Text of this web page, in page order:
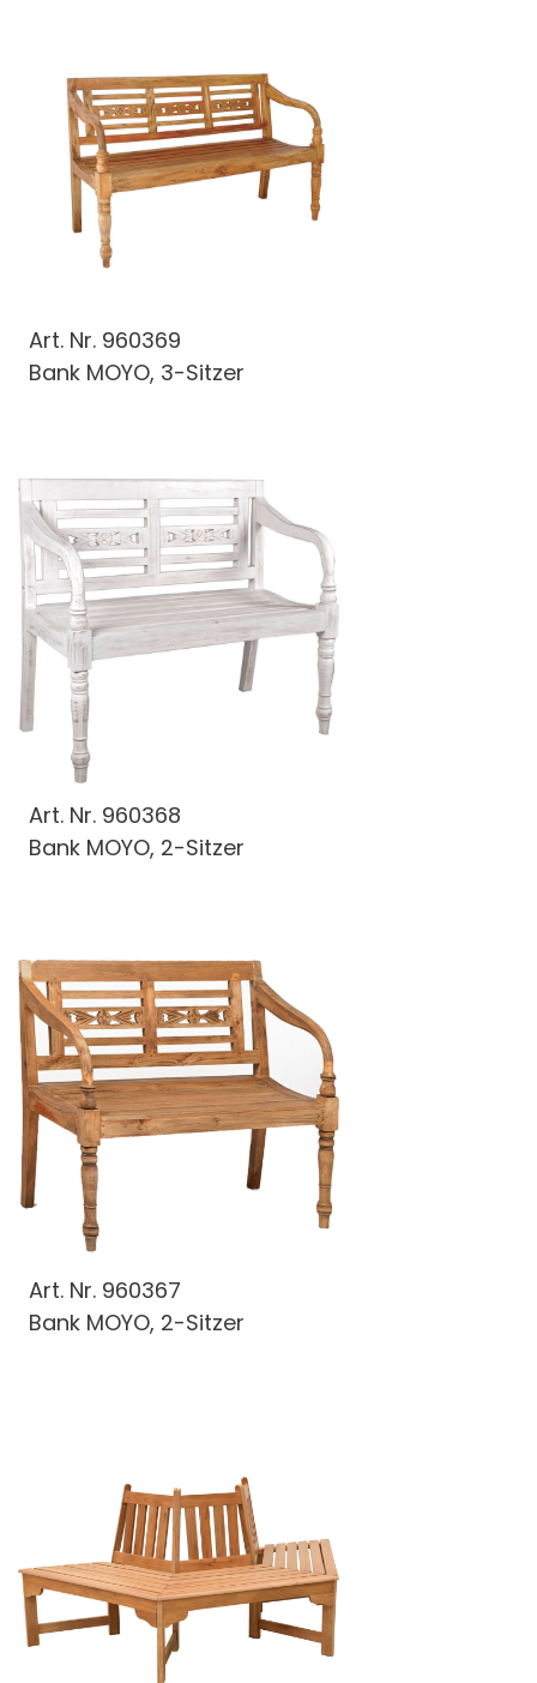
Art. Nr. 960369
Bank MOYO, 3-Sitzer
Art. Nr. 960368
Bank MOYO, 2-Sitzer
Art. Nr. 960367
Bank MOYO, 2-Sitzer